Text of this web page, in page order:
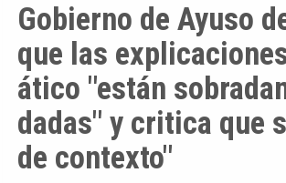
Gobierno de Ayuso
que las
ático "están
dadas" y critica que
de contexto"